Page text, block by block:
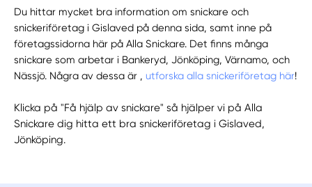
Du hittar mycket bra information om snickare och
snickeriföretag i Gislaved på denna sida, samt inne på
företagssidorna här på Alla Snickare. Det finns många
snickare som arbetar i Bankeryd, Jönköping, Värnamo, och
Nässjö. Några av dessa är ,utforska alla snickeriföretag här!
Klicka på "Få hjälp av snickare" så hjälper vi på Alla
Snickare dig hitta ett bra snickeriföretag i Gislaved,
Jönköping.